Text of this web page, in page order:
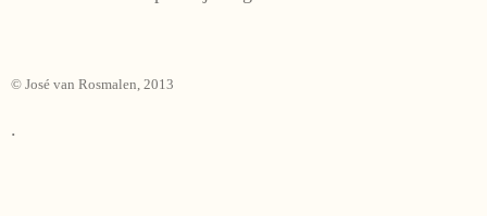
© José van Rosmalen, 2013
.